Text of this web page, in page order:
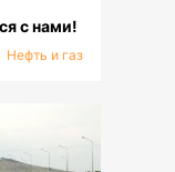
с нами!
Нефть и газ